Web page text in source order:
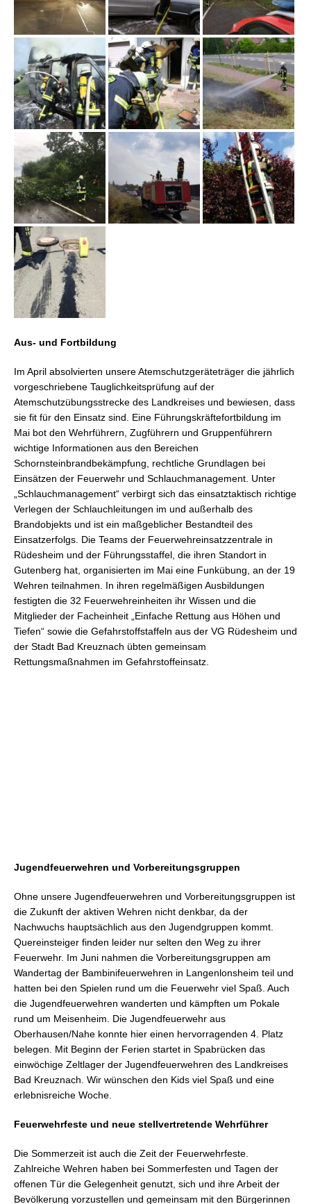
Aus- und Fortbildung
Im April absolvierten unsere Atemschutzgeräteträger die jährlich
vorgeschriebene Tauglichkeitsprüfung auf der
Atemschutzübungsstrecke des Landkreises und bewiesen, dass
sie fit für den Einsatz sind. Eine Führungskräftefortbildung im
Mai bot den Wehrführern, Zugführern und Gruppenführern
wichtige Informationen aus den Bereichen
Schornsteinbrandbekämpfung, rechtliche Grundlagen bei
Einsätzen der Feuerwehr und Schlauchmanagement. Unter
„Schlauchmanagement“ verbirgt sich das einsatztaktisch richtige
Verlegen der Schlauchleitungen im und außerhalb des
Brandobjekts und ist ein maßgeblicher Bestandteil des
Einsatzerfolgs. Die Teams der Feuerwehreinsatzzentrale in
Rüdesheim und der Führungsstaffel, die ihren Standort in
Gutenberg hat, organisierten im Mai eine Funkübung, an der 19
Wehren teilnahmen. In ihren regelmäßigen Ausbildungen
festigten die 32 Feuerwehreinheiten ihr Wissen und die
Mitglieder der Facheinheit „Einfache Rettung aus Höhen und
Tiefen“ sowie die Gefahrstoffstaffeln aus der VG Rüdesheim und
der Stadt Bad Kreuznach übten gemeinsam
Rettungsmaßnahmen im Gefahrstoffeinsatz.
Jugendfeuerwehren und Vorbereitungsgruppen
Ohne unsere Jugendfeuerwehren und Vorbereitungsgruppen ist
die Zukunft der aktiven Wehren nicht denkbar, da der
Nachwuchs hauptsächlich aus den Jugendgruppen kommt.
Quereinsteiger finden leider nur selten den Weg zu ihrer
Feuerwehr. Im Juni nahmen die Vorbereitungsgruppen am
Wandertag der Bambinifeuerwehren in Langenlonsheim teil und
hatten bei den Spielen rund um die Feuerwehr viel Spaß. Auch
die Jugendfeuerwehren wanderten und kämpften um Pokale
rund um Meisenheim. Die Jugendfeuerwehr aus
Oberhausen/Nahe konnte hier einen hervorragenden 4. Platz
belegen. Mit Beginn der Ferien startet in Spabrücken das
einwöchige Zeltlager der Jugendfeuerwehren des Landkreises
Bad Kreuznach. Wir wünschen den Kids viel Spaß und eine
erlebnisreiche Woche.
Feuerwehrfeste und neue stellvertretende Wehrführer
Die Sommerzeit ist auch die Zeit der Feuerwehrfeste.
Zahlreiche Wehren haben bei Sommerfesten und Tagen der
offenen Tür die Gelegenheit genutzt, sich und ihre Arbeit der
Bevölkerung vorzustellen und gemeinsam mit den Bürgerinnen